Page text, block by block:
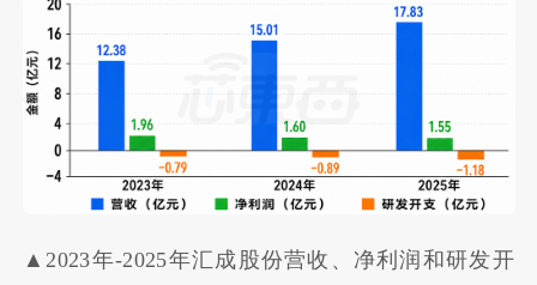
▲2023年-2025年汇成股份营收、净利润和研发开